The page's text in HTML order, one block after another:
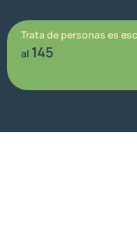
Trata de personas es
al 145